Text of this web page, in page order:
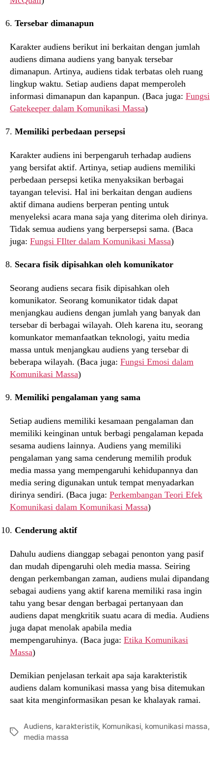
Tersebar dimanapun
Karakter audiens berikut ini berkaitan dengan jumlah
audiens dimana audiens yang banyak tersebar
dimanapun. Artinya, audiens tidak terbatas oleh ruang
lingkup waktu. Setiap audiens dapat memperoleh
informasi dimanapun dan kapanpun. (Baca juga: Fungsi
Gatekeeper dalam Komunikasi Massa)
Memiliki perbedaan persepsi
Karakter audiens ini berpengaruh terhadap audiens
yang bersifat aktif. Artinya, setiap audiens memiliki
perbedaan persepsi ketika menyaksikan berbagai
tayangan televisi. Hal ini berkaitan dengan audiens
aktif dimana audiens berperan penting untuk
menyeleksi acara mana saja yang diterima oleh dirinya.
Tidak semua audiens yang berpersepsi sama. (Baca
juga: Fungsi FIlter dalam Komunikasi Massa)
Secara fisik dipisahkan oleh komunikator
Seorang audiens secara fisik dipisahkan oleh
komunikator. Seorang komunikator tidak dapat
menjangkau audiens dengan jumlah yang banyak dan
tersebar di berbagai wilayah. Oleh karena itu, seorang
komunkator memanfaatkan teknologi, yaitu media
massa untuk menjangkau audiens yang tersebar di
beberapa wilayah. (Baca juga: Fungsi Emosi dalam
Komunikasi Massa)
Memiliki pengalaman yang sama
Setiap audiens memiliki kesamaan pengalaman dan
memiliki keinginan untuk berbagi pengalaman kepada
sesama audiens lainnya. Audiens yang memiliki
pengalaman yang sama cenderung memilih produk
media massa yang mempengaruhi kehidupannya dan
media sering digunakan untuk tempat menyadarkan
dirinya sendiri. (Baca juga: Perkembangan Teori Efek
Komunikasi dalam Komunikasi Massa)
Cenderung aktif
Dahulu audiens dianggap sebagai penonton yang pasif
dan mudah dipengaruhi oleh media massa. Seiring
dengan perkembangan zaman, audiens mulai dipandang
sebagai audiens yang aktif karena memiliki rasa ingin
tahu yang besar dengan berbagai pertanyaan dan
audiens dapat mengkritik suatu acara di media. Audiens
juga dapat menolak apabila media
mempengaruhinya. (Baca juga: Etika Komunikasi
Massa)
Demikian penjelasan terkait apa saja karakteristik
audiens dalam komunikasi massa yang bisa ditemukan
saat kita menginformasikan pesan ke khalayak ramai.
Tags
Audiens, karakteristik, Komunikasi, komunikasi massa,
media massa